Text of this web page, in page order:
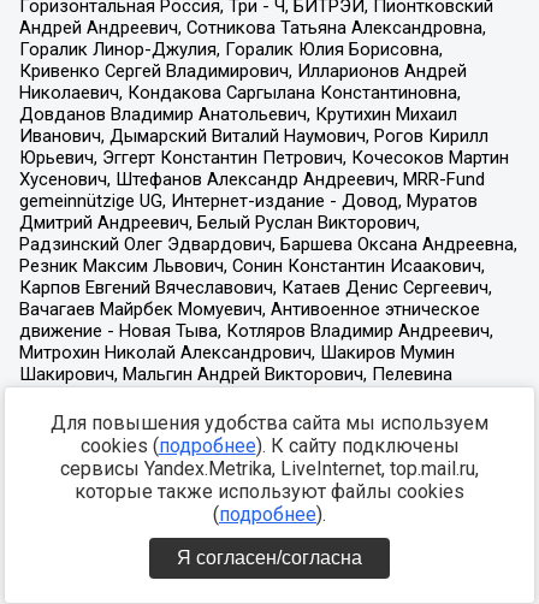
Для повышения удобства сайта мы используем
cookies (подробнее). К сайту подключены
сервисы Yandex.Metrika, LiveInternet, top.mail.ru,
которые также используют файлы cookies
(подробнее).
Я согласен/согласна